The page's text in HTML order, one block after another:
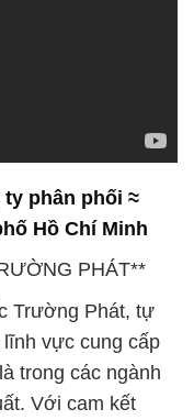
PHÁT**
vực cung cấp
trong các ngành
Với cam kết
và dịch vụ hàng
để góp phần vào
nghề mà